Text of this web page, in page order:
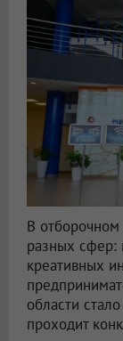
В отборочном
разных сфер:
креативных
области
проходит